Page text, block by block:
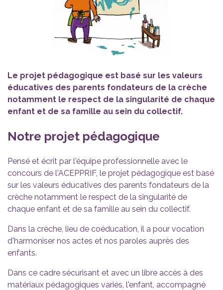
Le projet pédagogique est basé sur les valeurs
éducatives des parents fondateurs de la crèche
notamment le respect de la singularité de chaque
enfant et de sa famille au sein du collectif.
Notre projet pédagogique
Pensé et écrit par l'équipe professionnelle avec le
concours de l'ACEPPRIF, le projet pédagogique est basé
sur les valeurs éducatives des parents fondateurs de la
crèche notamment le respect de la singularité de
chaque enfant et de sa famille au sein du collectif.
Dans la crèche, lieu de coéducation, il a pour vocation
d'harmoniser nos actes et nos paroles auprès des
enfants.
Dans ce cadre sécurisant et avec un libre accès à des
matériaux pédagogiques variés, l'enfant, accompagné